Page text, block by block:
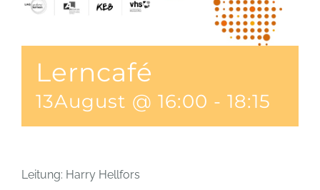
Lerncafé
13August @ 16:00 - 18:15
Leitung: Harry Hellfors